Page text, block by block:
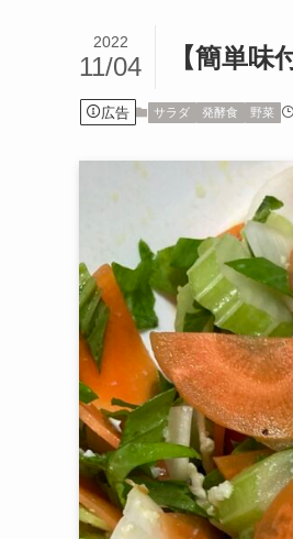
【簡単
2022
11/04
広告 サラダ 発酵食 野菜